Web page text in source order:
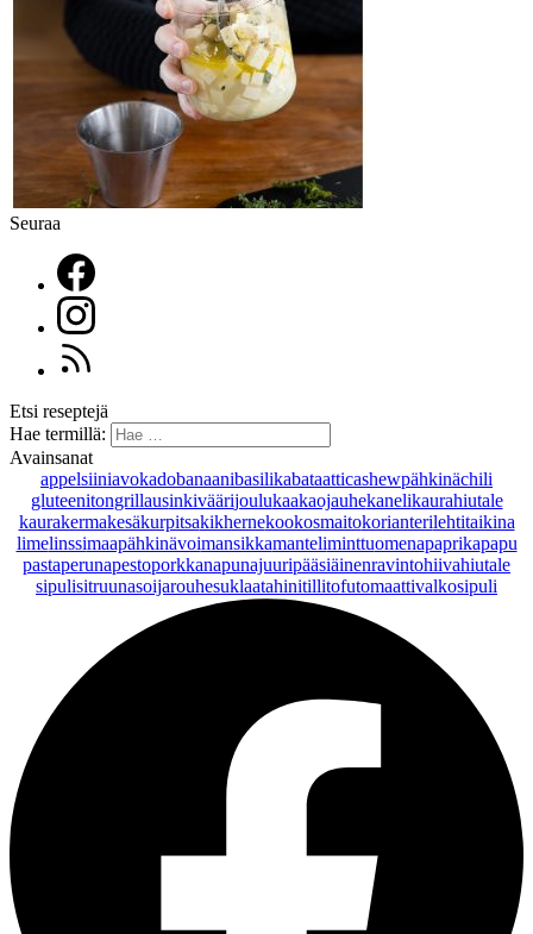
Seuraa
Etsi reseptejä
Hae termillä:
Avainsanat
appelsiiniavokadobanaanibasilikabataatticashewpähkinächili
gluteenitongrillausinkiväärijoulukaakaojauhekanelikaurahiutale
kaurakermakesäkurpitsakikhernekookosmaitokorianterilehtitaikina
limelinssimaapähkinävoimansikkamanteliminttuomenapaprikapapu
pastaperunapestoporkkanapunajuuripääsiäinenravintohiivahiutale
sipulisitruunasoijarouhesuklaatahinitillitofutomaattivalkosipuli